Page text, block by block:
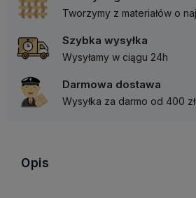
Tworzymy z materiałów o
Szybka wysyłka
Wysyłamy w ciągu 24h
Darmowa dostawa
Wysyłka za darmo od 400
Opis